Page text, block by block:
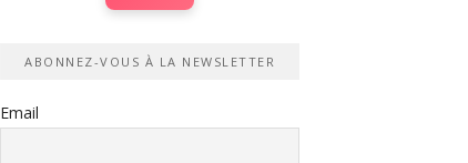
ABONNEZ-VOUS À LA NEWSLETTER
Email